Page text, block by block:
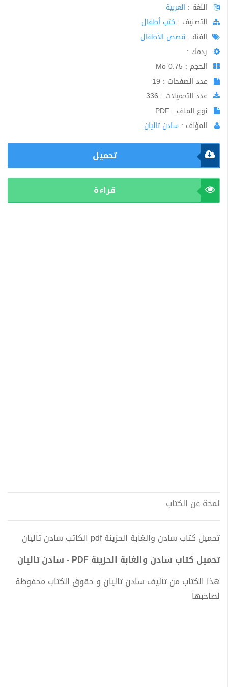
اللغة : العربية
اﻟﺘﺼﻨﻴﻒ : كتب أطفال
الفئة : قصص الأطفال
ردمك :
الحجم : 0.75 Mo
عدد الصفحات : 19
عدد التحميلات : 336
نوع الملف : PDF
المؤلف : سادن تاليان
تحميل
قراءة
لمحة عن الكتاب
تحميل كتاب سادن والغابة الحزينة pdf الكاتب سادن تاليان
تحميل كتاب سادن والغابة الحزينة PDF - سادن تاليان
هذا الكتاب من تأليف سادن تاليان و حقوق الكتاب محفوظة
لصاحبها